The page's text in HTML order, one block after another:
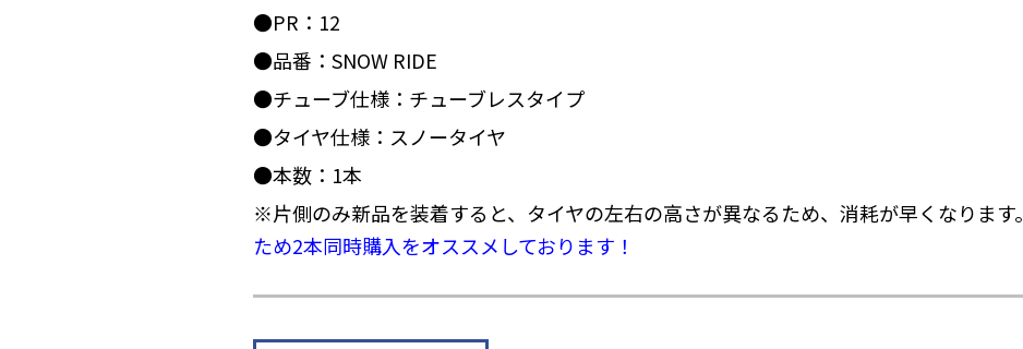
●PR：12
●品番：SNOW RIDE
●チューブ仕様：チューブレスタイプ
●タイヤ仕様：スノータイヤ
●本数：1本
※片側のみ新品を装着すると、タイヤの左右の高さが異なるため、消耗が早くなります。
ため2本同時購入をオススメしております！